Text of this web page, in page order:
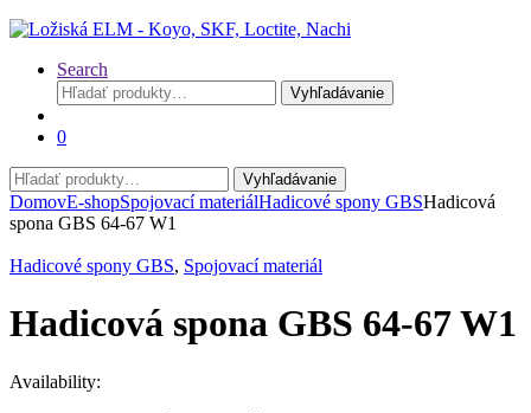
Search
Hľadať:
Vyhľadávanie
0
Hľadať:
Vyhľadávanie
DomovE-shopSpojovací materiálHadicové spony GBSHadicová
spona GBS 64-67 W1
Hadicové spony GBS, Spojovací materiál
Hadicová spona GBS 64-67 W1
Availability: